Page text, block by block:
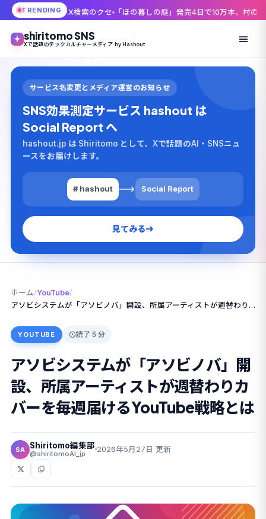
TRENDING
索のクセ 「ほの暮しの庭」発売4日で10万本、村の掟を破ったのはプレイ
shiritomo SNS
Xで話題のテックカルチャーメディア by Hashout
サービス名変更とメディア運営のお知らせ
SNS効果測定サービス hashout は
Social Report へ
hashout.jp は Shiritomo として、Xで話題のAI・SNSニュ
ースをお届けします。
# hashout Social Report
見てみる
ホーム /YouTube/
アソビシステムが「アソビノバ」開設、所属アーティストが週替わりカバーを毎週届けるYouTube戦略とは
YOUTUBE 読了 5 分
アソビシステムが「アソビノバ」開
設、所属アーティストが週替わりカ
バーを毎週届けるYouTube戦略とは
SA Shiritomo編集部
@shiritomoAI_jp 2026年5月27日 更新